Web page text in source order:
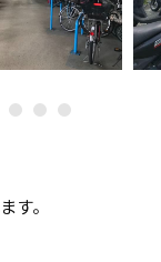
す。